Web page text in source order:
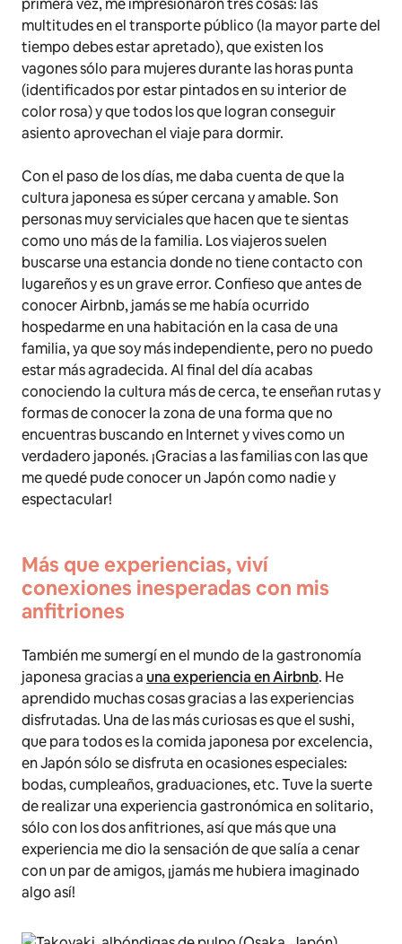
multitudes en el transporte público (la mayor parte del
tiempo debes estar apretado), que existen los
vagones sólo para mujeres durante las horas punta
(identificados por estar pintados en su interior de
color rosa) y que todos los que logran conseguir
asiento aprovechan el viaje para dormir.
Con el paso de los días, me daba cuenta de que la
cultura japonesa es súper cercana y amable. Son
personas muy serviciales que hacen que te sientas
como uno más de la familia. Los viajeros suelen
buscarse una estancia donde no tiene contacto con
lugareños y es un grave error. Confieso que antes de
conocer Airbnb, jamás se me había ocurrido
hospedarme en una habitación en la casa de una
familia, ya que soy más independiente, pero no puedo
estar más agradecida. Al final del día acabas
conociendo la cultura más de cerca, te enseñan rutas y
formas de conocer la zona de una forma que no
encuentras buscando en Internet y vives como un
verdadero japonés. ¡Gracias a las familias con las que
me quedé pude conocer un Japón como nadie y
espectacular!
Más que experiencias, viví
conexiones inesperadas con mis
anfitriones
También me sumergí en el mundo de la gastronomía
japonesa gracias a una experiencia en Airbnb. He
aprendido muchas cosas gracias a las experiencias
disfrutadas. Una de las más curiosas es que el sushi,
que para todos es la comida japonesa por excelencia,
en Japón sólo se disfruta en ocasiones especiales:
bodas, cumpleaños, graduaciones, etc. Tuve la suerte
de realizar una experiencia gastronómica en solitario,
sólo con los dos anfitriones, así que más que una
experiencia me dio la sensación de que salía a cenar
con un par de amigos, ¡jamás me hubiera imaginado
algo así!